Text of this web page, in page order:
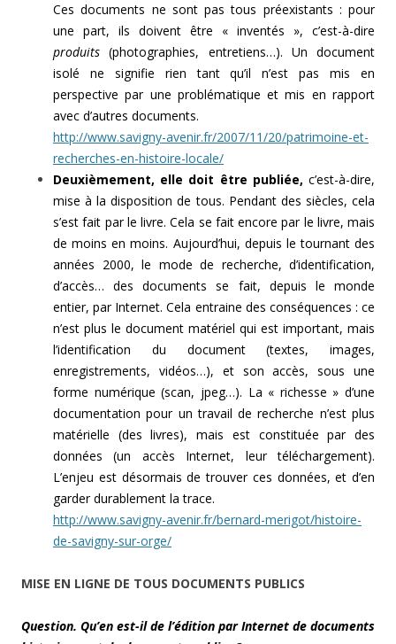
Ces documents ne sont pas tous préexistants : pour
une part, ils doivent être « inventés », c’est-à-dire
produits (photographies, entretiens…). Un document
isolé ne signifie rien tant qu’il n’est pas mis en
perspective par une problématique et mis en rapport
avec d’autres documents.
http://www.savigny-avenir.fr/2007/11/20/patrimoine-et-
recherches-en-histoire-locale/
Deuxièmement, elle doit être publiée, c’est-à-dire,
mise à la disposition de tous. Pendant des siècles, cela
s’est fait par le livre. Cela se fait encore par le livre, mais
de moins en moins. Aujourd’hui, depuis le tournant des
années 2000, le mode de recherche, d’identification,
d’accès… des documents se fait, depuis le monde
entier, par Internet. Cela entraine des conséquences : ce
n’est plus le document matériel qui est important, mais
l’identification du document (textes, images,
enregistrements, vidéos…), et son accès, sous une
forme numérique (scan, jpeg…). La « richesse » d’une
documentation pour un travail de recherche n’est plus
matérielle (des livres), mais est constituée par des
données (un accès Internet, leur téléchargement).
L’enjeu est désormais de trouver ces données, et d’en
garder durablement la trace.
http://www.savigny-avenir.fr/bernard-merigot/histoire-
de-savigny-sur-orge/
MISE EN LIGNE DE TOUS DOCUMENTS PUBLICS
Question. Qu’en est-il de l’édition par Internet de documents